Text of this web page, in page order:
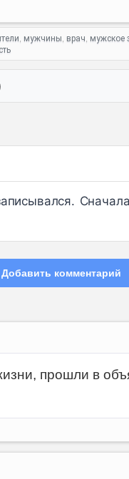
, мужчины, врач, мужское
Добавить комментарий
прошли в